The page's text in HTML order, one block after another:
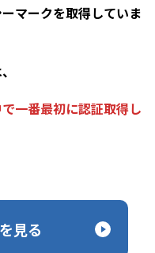
マークを取得していま
一番最初に認証取得し
見る